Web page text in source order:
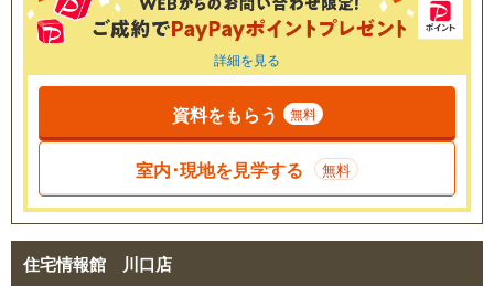
詳細を見る
資料をもらう 無料
室内･現地を見学する 無料
住宅情報館 川口店